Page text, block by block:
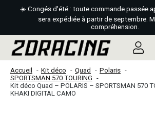
☀️ Congés d'été : toute commande passée
sera expédiée à partir de septembre.
compréhension.
Accueil Kit déco Quad
Polaris
SPORTSMAN 570 TOURING
Kit déco Quad – POLARIS – SPORTSMAN 570
KHAKI DIGITAL CAMO